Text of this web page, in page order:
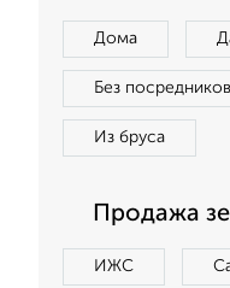
Дома
Без посредников
Из бруса
Продажа
ИЖС